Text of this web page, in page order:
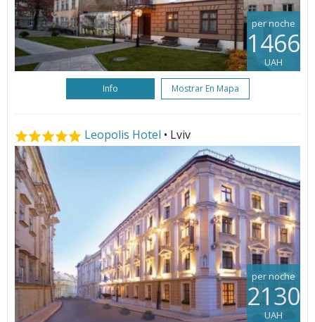
per noche
1466
UAH
Info Mostrar En Mapa
Leopolis Hotel • Lviv
per noche
2130
UAH